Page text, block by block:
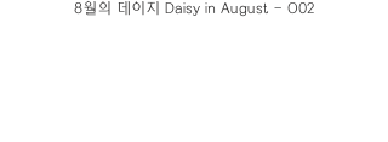
8월의 데이지 Daisy in August - O02